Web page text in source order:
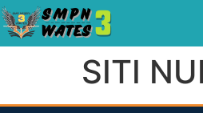
SITI